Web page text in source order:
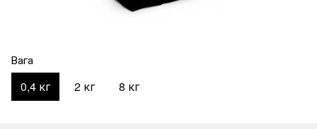
Вага
0,4 кг 2 кг 8 кг